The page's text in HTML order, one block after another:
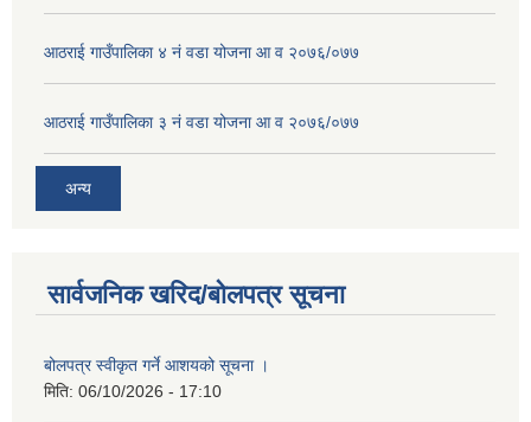
आठराई गाउँपालिका ४ नं वडा योजना आ व २०७६/०७७
आठराई गाउँपालिका ३ नं वडा योजना आ व २०७६/०७७
अन्य
सार्वजनिक खरिद/बोलपत्र सूचना
बोलपत्र स्वीकृत गर्ने आशयको सूचना ।
मिति: 06/10/2026 - 17:10